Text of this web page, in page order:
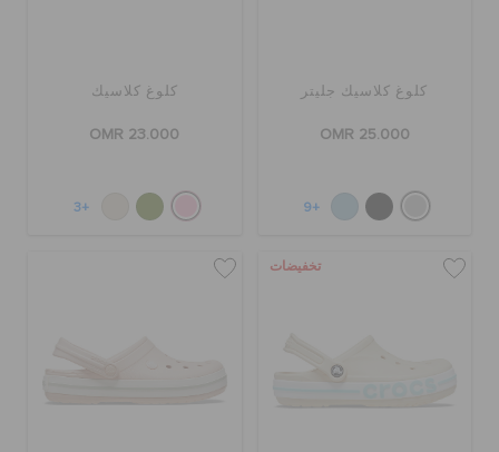
كلوغ كلاسيك جليتر
OMR 25.000
+9
كلوغ كلاسيك
OMR 23.000
+3
تخفيضات